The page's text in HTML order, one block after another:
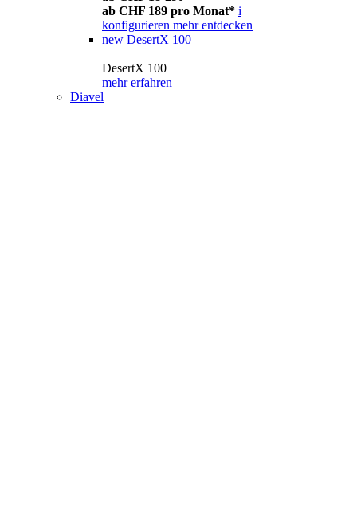
ab CHF 189 pro Monat* i
konfigurieren mehr entdecken
new DesertX 100
DesertX 100
mehr erfahren
Diavel